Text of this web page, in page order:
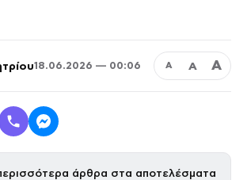
18.06.2026 — 00:06 Α Α Α
άρθρα στα αποτελέσματα